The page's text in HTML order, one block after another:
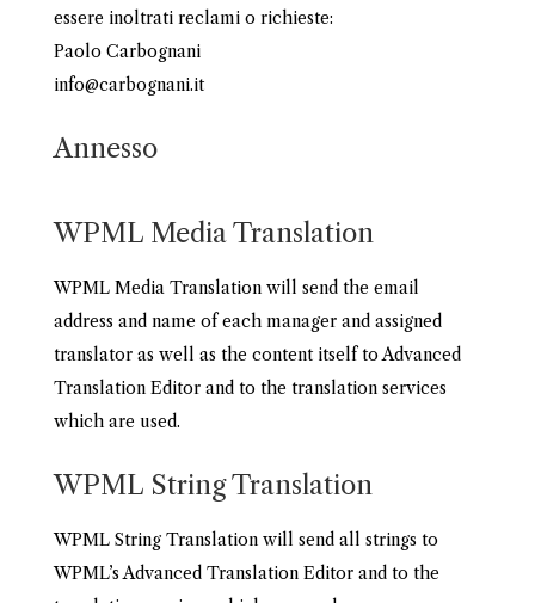
essere inoltrati reclami o richieste:
Paolo Carbognani
info@carbognani.it
Annesso
WPML Media Translation
WPML Media Translation will send the email
address and name of each manager and assigned
translator as well as the content itself to Advanced
Translation Editor and to the translation services
which are used.
WPML String Translation
WPML String Translation will send all strings to
WPML’s Advanced Translation Editor and to the